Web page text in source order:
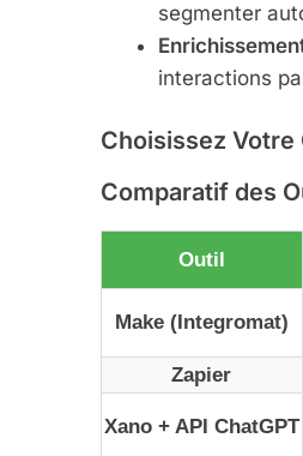
segmenter
interactions
Choisissez Votre
Comparatif des
Outil
Make (Integromat)
Zapier
Xano + API ChatGPT